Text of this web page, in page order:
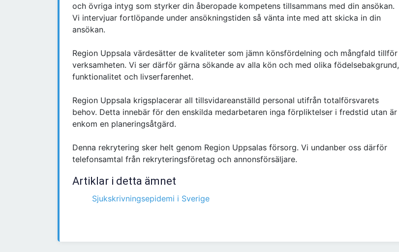
och övriga intyg som styrker din åberopade kompetens tillsammans med din ansökan.
Vi intervjuar fortlöpande under ansökningstiden så vänta inte med att skicka in din
ansökan.
Region Uppsala värdesätter de kvaliteter som jämn könsfördelning och mångfald tillför
verksamheten. Vi ser därför gärna sökande av alla kön och med olika födelsebakgrund,
funktionalitet och livserfarenhet.
Region Uppsala krigsplacerar all tillsvidareanställd personal utifrån totalförsvarets
behov. Detta innebär för den enskilda medarbetaren inga förpliktelser i fredstid utan är
enkom en planeringsåtgärd.
Denna rekrytering sker helt genom Region Uppsalas försorg. Vi undanber oss därför
telefonsamtal från rekryteringsföretag och annonsförsäljare.
Artiklar i detta ämnet
Sjukskrivningsepidemi i Sverige